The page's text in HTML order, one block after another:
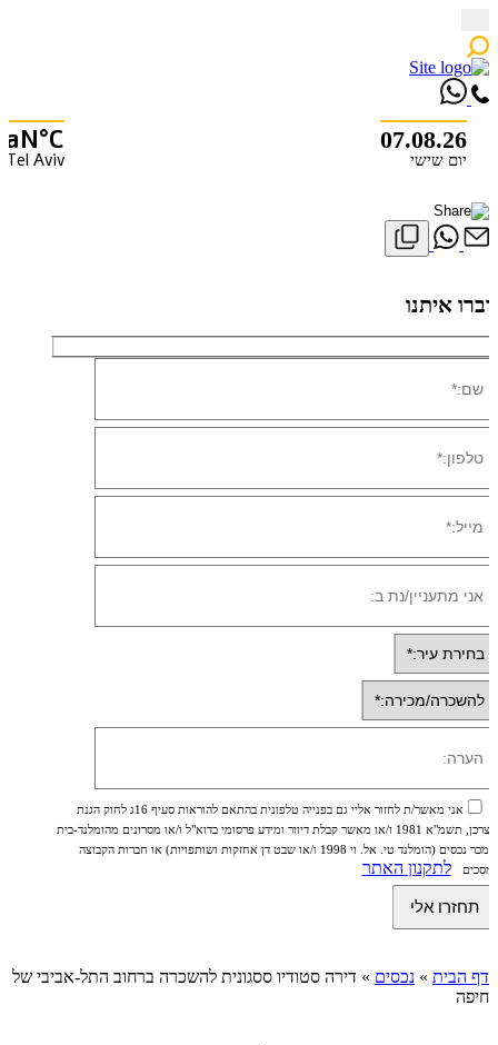
to
content
07.08.26
יום שישי Tel Aviv
דברו איתנו
אני מאשר/ת לחזור אליי גם בפנייה טלפונית בהתאם להוראות סעיף 16ג לחוק הגנת
הצרכן, תשמ"א 1981 ו/או מאשר קבלת דיוור ומידע פרסומי בדוא"ל ו/או מסרונים מהומלנד-בית
ממכר נכסים (הומלנד טי. אל. וי 1998 ו/או שבט דן אחזקות ושותפויות) או חברות הקבוצה
ומסכים
לתקנון האתר
דף הבית » נכסים » דירה סטודיו ססגונית להשכרה ברחוב התל-אביבי של
חיפה